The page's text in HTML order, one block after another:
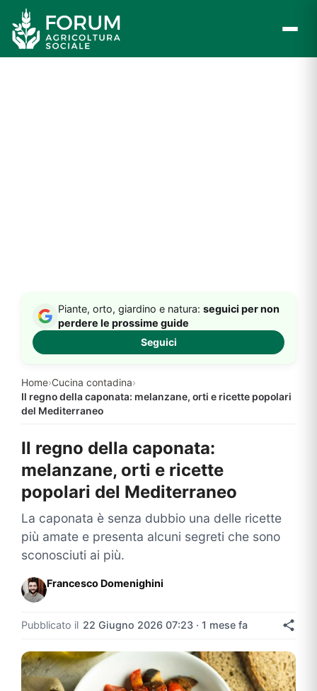
contenuto
Home›Cucina contadina›
Il regno della caponata: melanzane, orti e ricette popolari
del Mediterraneo
Piante, orto, giardino e natura: seguici per non
perdere le prossime guide
Seguici
Il regno della caponata:
melanzane, orti e ricette
popolari del Mediterraneo
La caponata è senza dubbio una delle ricette
più amate e presenta alcuni segreti che sono
sconosciuti ai più.
Francesco Domenighini
Pubblicato il 22 Giugno 2026 07:23 · 1 mese fa